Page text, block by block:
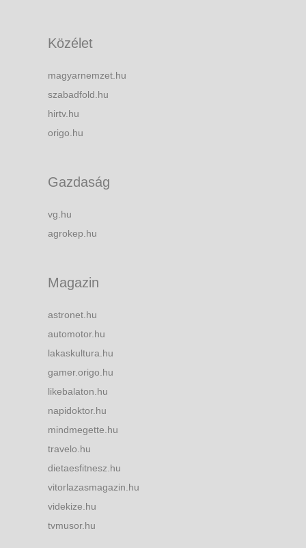
Közélet
magyarnemzet.hu
szabadfold.hu
hirtv.hu
origo.hu
Gazdaság
vg.hu
agrokep.hu
Magazin
astronet.hu
automotor.hu
lakaskultura.hu
gamer.origo.hu
likebalaton.hu
napidoktor.hu
mindmegette.hu
travelo.hu
dietaesfitnesz.hu
vitorlazasmagazin.hu
videkize.hu
tvmusor.hu